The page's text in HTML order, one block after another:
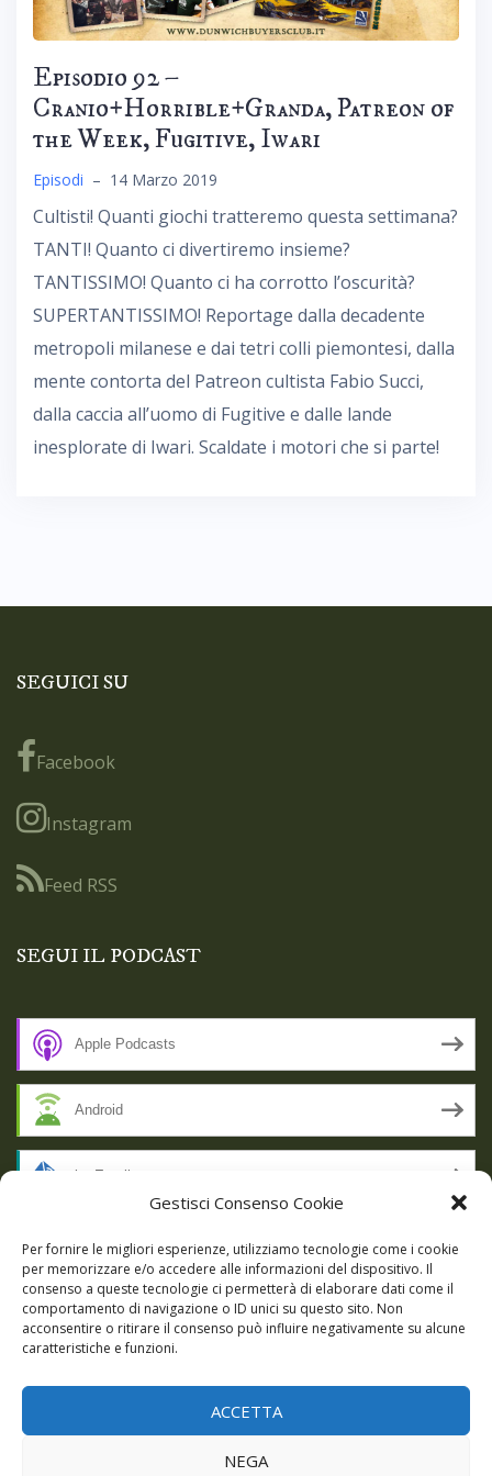
Gestisci Consenso Cookie
Per fornire le migliori esperienze, utilizziamo tecnologie come i cookie
per memorizzare e/o accedere alle informazioni del dispositivo. Il
consenso a queste tecnologie ci permetterà di elaborare dati come il
comportamento di navigazione o ID unici su questo sito. Non
acconsentire o ritirare il consenso può influire negativamente su alcune
caratteristiche e funzioni.
ACCETTA
NEGA
Episodio 92 –
Cranio+Horrible+Granda, Patreon of
the Week, Fugitive, Iwari
Episodi – 14 Marzo 2019
Cultisti! Quanti giochi tratteremo questa settimana?
TANTI! Quanto ci divertiremo insieme?
TANTISSIMO! Quanto ci ha corrotto l’oscurità?
SUPERTANTISSIMO! Reportage dalla decadente
metropoli milanese e dai tetri colli piemontesi, dalla
mente contorta del Patreon cultista Fabio Succi,
dalla caccia all’uomo di Fugitive e dalle lande
inesplorate di Iwari. Scaldate i motori che si parte!
SEGUICI SU
Facebook
Instagram
Feed RSS
SEGUI IL PODCAST
Apple Podcasts
Android
by Email
RSS
SSL SECURE
|Theme: